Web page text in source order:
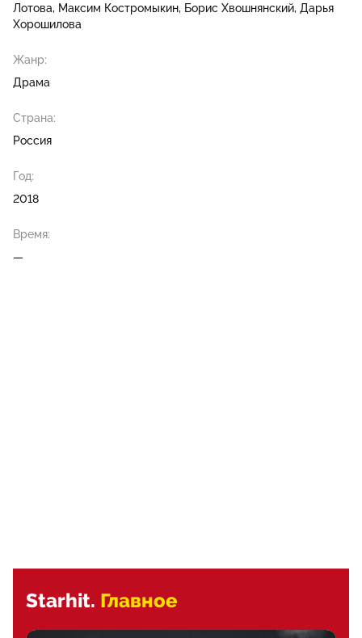
Лотова Максим Костромыкин Борис Хвошнянский Дарья
Хорошилова
Жанр:
Драма
Страна:
Россия
Год:
2018
Время:
—
Starhit. Главное